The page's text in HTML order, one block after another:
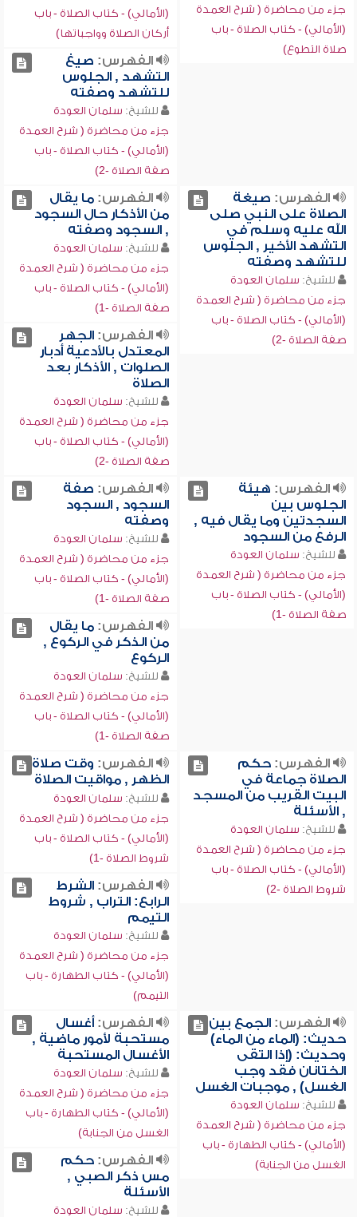
جزء من محاضرة ( شرح العمدة
(الأمالي) - كتاب الصلاة - باب
صلاة التطوع)
(الأمالي) - كتاب الصلاة - باب
أركان الصلاة وواجباتها)
الفهرس: صيغ
التشهد , الجلوس
للتشهد وصفته
للشيخ: سلمان العودة
جزء من محاضرة ( شرح العمدة
(الأمالي) - كتاب الصلاة - باب
صفة الصلاة -2)
الفهرس: صيغة
الصلاة على النبي صلى
الله عليه وسلم في
التشهد الأخير , الجلوس
للتشهد وصفته
للشيخ: سلمان العودة
جزء من محاضرة ( شرح العمدة
(الأمالي) - كتاب الصلاة - باب
صفة الصلاة -2)
الفهرس:ما يقال
من الأذكار حال السجود
, السجود وصفته
للشيخ: سلمان العودة
جزء من محاضرة ( شرح العمدة
(الأمالي) - كتاب الصلاة - باب
صفة الصلاة -1)
الفهرس:الجهر
المعتدل بالأدعية أدبار
الصلوات , الأذكار بعد
الصلاة
للشيخ: سلمان العودة
جزء من محاضرة ( شرح العمدة
(الأمالي) - كتاب الصلاة - باب
صفة الصلاة -2)
الفهرس: هيئة
الجلوس بين
السجدتين وما يقال فيه ,
الرفع من السجود
للشيخ: سلمان العودة
جزء من محاضرة ( شرح العمدة
(الأمالي) - كتاب الصلاة - باب
صفة الصلاة -1)
الفهرس: صفة
السجود , السجود
وصفته
للشيخ: سلمان العودة
جزء من محاضرة ( شرح العمدة
(الأمالي) - كتاب الصلاة - باب
صفة الصلاة -1)
الفهرس:ما يقال
من الذكر في الركوع ,
الركوع
للشيخ: سلمان العودة
جزء من محاضرة ( شرح العمدة
(الأمالي) - كتاب الصلاة - باب
صفة الصلاة -1)
الفهرس:حكم
الصلاة جماعة في
البيت القريب من المسجد
, الأسئلة
للشيخ: سلمان العودة
جزء من محاضرة ( شرح العمدة
(الأمالي) - كتاب الصلاة - باب
شروط الصلاة -2)
الفهرس: وقت صلاة
الظهر , مواقيت الصلاة
للشيخ: سلمان العودة
جزء من محاضرة ( شرح العمدة
(الأمالي) - كتاب الصلاة - باب
شروط الصلاة -1)
الفهرس:الشرط
الرابع: التراب , شروط
التيمم
للشيخ: سلمان العودة
جزء من محاضرة ( شرح العمدة
(الأمالي) - كتاب الطهارة - باب
التيمم)
الفهرس:الجمع بين
حديث: (الماء من الماء)
وحديث: (إذا التقى
الختانان فقد وجب
الغسل) , موجبات الغسل
للشيخ: سلمان العودة
جزء من محاضرة ( شرح العمدة
(الأمالي) - كتاب الطهارة - باب
الغسل من الجنابة)
الفهرس:أغسال
مستحبة لأمور ماضية ,
الأغسال المستحبة
للشيخ: سلمان العودة
جزء من محاضرة ( شرح العمدة
(الأمالي) - كتاب الطهارة - باب
الغسل من الجنابة)
الفهرس:حكم
مس ذكر الصبي ,
الأسئلة
للشيخ: سلمان العودة